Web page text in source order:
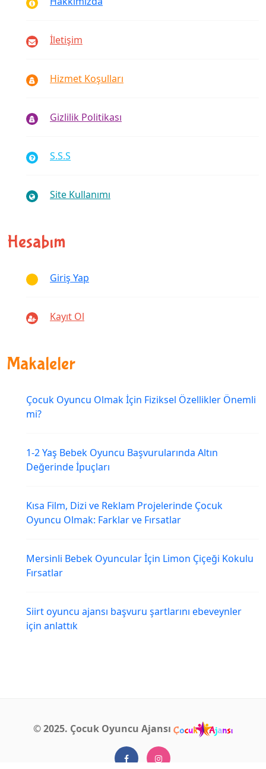
İletişim
Hizmet Koşulları
Gizlilik Politikası
S.S.S
Site Kullanımı
Hesabım
Giriş Yap
Kayıt Ol
Makaleler
Çocuk Oyuncu Olmak İçin Fiziksel Özellikler Önemli
mi?
1-2 Yaş Bebek Oyuncu Başvurularında Altın
Değerinde İpuçları
Kısa Film, Dizi ve Reklam Projelerinde Çocuk
Oyuncu Olmak: Farklar ve Fırsatlar
Mersinli Bebek Oyuncular İçin Limon Çiçeği Kokulu
Fırsatlar
Siirt oyuncu ajansı başvuru şartlarını ebeveynler
için anlattık
© 2025. Çocuk Oyuncu Ajansı